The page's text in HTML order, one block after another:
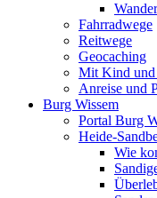
Fahrradwege
Reitwege
Geocaching
Mit Kind und
Anreise und
Burg Wissem
Portal Burg
Heide-
Wie